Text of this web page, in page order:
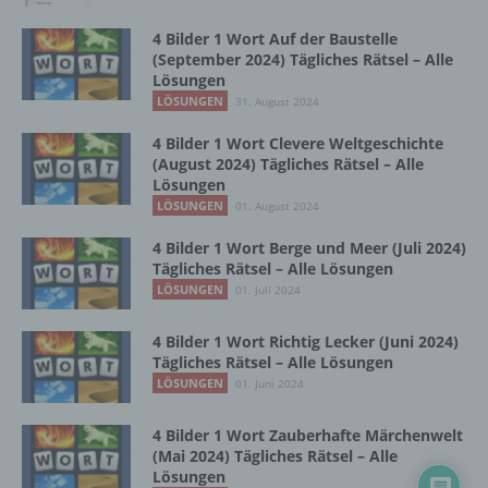
4 Bilder 1 Wort Auf der Baustelle
(September 2024) Tägliches Rätsel – Alle
Lösungen
LÖSUNGEN 31. August 2024
4 Bilder 1 Wort Clevere Weltgeschichte
(August 2024) Tägliches Rätsel – Alle
Lösungen
LÖSUNGEN 01. August 2024
4 Bilder 1 Wort Berge und Meer (Juli 2024)
Tägliches Rätsel – Alle Lösungen
LÖSUNGEN 01. Juli 2024
4 Bilder 1 Wort Richtig Lecker (Juni 2024)
Tägliches Rätsel – Alle Lösungen
LÖSUNGEN 01. Juni 2024
4 Bilder 1 Wort Zauberhafte Märchenwelt
(Mai 2024) Tägliches Rätsel – Alle
Lösungen
Markierung gespeicherter
personenbezogener Daten mit dem Ziel, ihre
künftige Verarbeitung einzuschränken.
e) Profiling
Profiling ist jede Art der automatisierten
darin besteht, dass diese
personenbezogenen Daten verwendet
werden, um bestimmte persönliche Aspekte,
zu bewerten, insbesondere, um Aspekte
bezüglich Arbeitsleistung, wirtschaftlicher
Lage, Gesundheit, persönlicher Vorlieben,
Interessen, Zuverlässigkeit, Verhalten,
Aufenthaltsort oder Ortswechsel dieser
natürlichen Person zu analysieren oder
vorherzusagen.